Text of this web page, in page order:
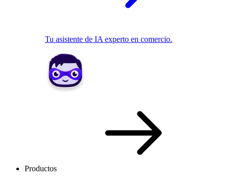
Tu asistente de IA experto en comercio.
Productos